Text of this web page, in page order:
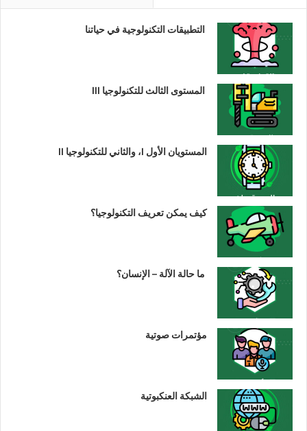
التطبيقات التكنولوجية في حياتنا
المستوى الثالث للتكنولوجيا III
المستويان الأول I، والثاني للتكنولوجيا II
كيف يمكن تعريف التكنولوجيا؟
ما حالة الآلة – الإنسان؟
مؤتمرات صوتية
الشبكة العنكبوتية